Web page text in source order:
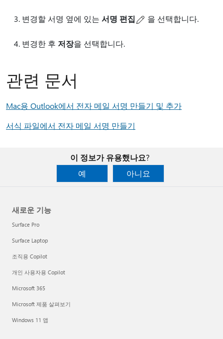
변경할 서명 옆에 있는 서명 편집 을 선택합니다.
변경한 후 저장을 선택합니다.
관련 문서
Mac용 Outlook에서 전자 메일 서명 만들기 및 추가
서식 파일에서 전자 메일 서명 만들기
이 정보가 유용했나요?
예
아니요
새로운 기능
Surface Pro
Surface Laptop
조직용 Copilot
개인 사용자용 Copilot
Microsoft 365
Microsoft 제품 살펴보기
Windows 11 앱